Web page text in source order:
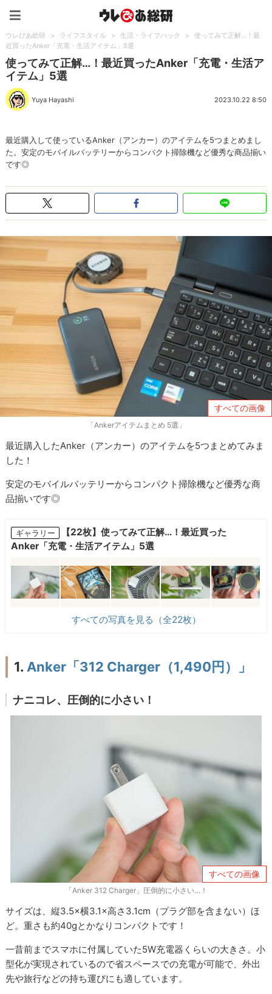
ウレぴあ総研 > ライフスタイル > 生活・ライフハック >
使ってみて正解…！最
近買ったAnker「充電・生活アイテム」5選
使ってみて正解…！最近買ったAnker「充電・生活ア
イテム」5選
Yuya Hayashi 2023.10.22 8:50
最近購入して使っているAnker（アンカー）のアイテムを5つまとめまし
た。安定のモバイルバッテリーからコンパクト掃除機など優秀な商品揃い
です◎
すべての画像
「Ankerアイテムまとめ 5選」
最近購入したAnker（アンカー）のアイテムを5つまとめてみま
した！
安定のモバイルバッテリーからコンパクト掃除機など優秀な商
品揃いです◎
ギャラリー
【22枚】使ってみて正解…！最近買った
Anker「充電・生活アイテム」5選
すべての写真を見る（全22枚）
1. Anker「312 Charger（1,490円）」
ナニコレ、圧倒的に小さい！
すべての画像
「Anker 312 Charger」圧倒的に小さい…！
サイズは、縦3.5×横3.1×高さ3.1cm（プラグ部を含まない）ほ
ど。重さも約40gとかなりコンパクトです！
一昔前までスマホに付属していた5W充電器くらいの大きさ。小
型化が実現されているので省スペースでの充電が可能で、外出
先や旅行などの持ち運びにも適しています。